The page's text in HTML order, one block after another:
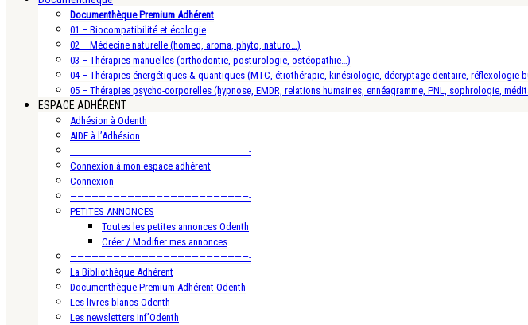
Documenthèque Premium Adhérent
01 – Biocompatibilité et écologie
02 – Médecine naturelle (homeo, aroma, phyto, naturo…)
03 – Thérapies manuelles (orthodontie, posturologie, ostéopathie…)
04 – Thérapies énergétiques & quantiques (MTC, étiothérapie, kinésiologie, décryptage dentaire, réflexologie
05 – Thérapies psycho-corporelles (hypnose, EMDR, relations humaines, ennéagramme, PNL, sophrologie,
ESPACE ADHÉRENT
Adhésion à Odenth
AIDE à l’Adhésion
—————————————————————————-
Connexion à mon espace adhérent
Connexion
—————————————————————————-
PETITES ANNONCES
Toutes les petites annonces Odenth
Créer / Modifier mes annonces
—————————————————————————-
La Bibliothèque Adhérent
Documenthèque Premium Adhérent Odenth
Les livres blancs Odenth
Les newsletters Inf’Odenth